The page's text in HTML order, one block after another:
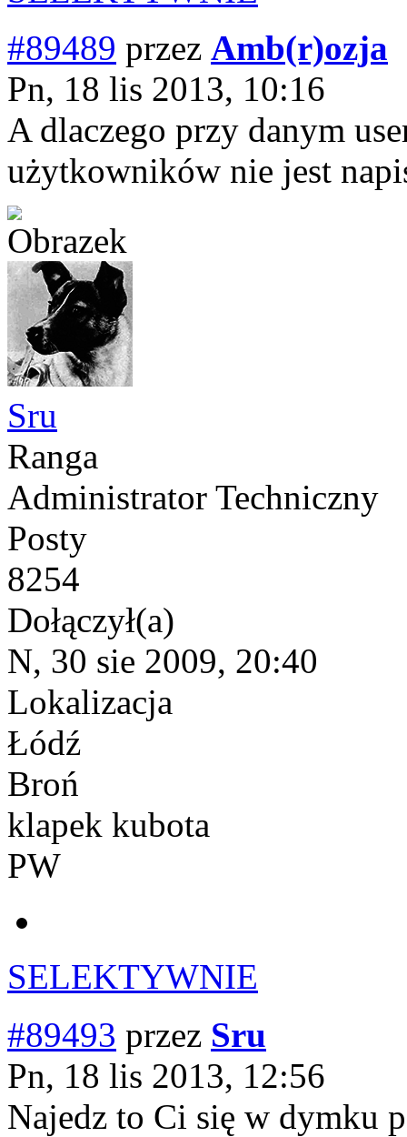
#89489 przez Amb(r)ozja
Pn, 18 lis 2013, 10:16
A dlaczego przy danym
użytkowników nie jest
Sru
Ranga
Administrator Techniczny
Posty
8254
Dołączył(a)
N, 30 sie 2009, 20:40
Lokalizacja
Łódź
Broń
klapek kubota
PW
SELEKTYWNIE
#89493 przez Sru
Pn, 18 lis 2013, 12:56
Najedz to Ci się w dymku